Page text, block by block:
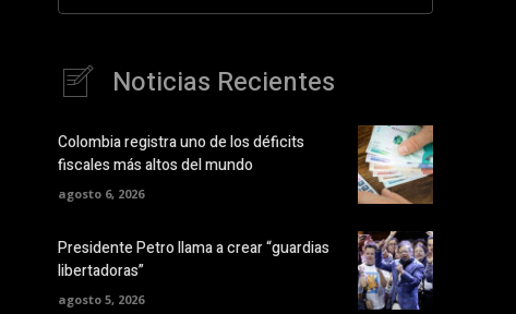
Noticias Recientes
Colombia registra uno de los déficits
fiscales más altos del mundo
agosto 6, 2026
Presidente Petro llama a crear “guardias
libertadoras”
agosto 5, 2026